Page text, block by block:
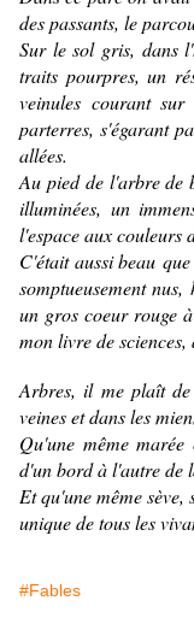
des passants, le
Sur le sol gris, dans
traits pourpres, un
veinules courant
parterres, s'égarant
allées.
Au pied de l'arbre de
illuminées, un
l'espace aux couleurs
C'était aussi beau
somptueusement
un gros coeur rouge
mon livre desciences,
Arbres, il me plaît de
veines et dans les
Qu'une même
d'un bord à l'autre de
Et qu'une même
unique de tous les
#Fables